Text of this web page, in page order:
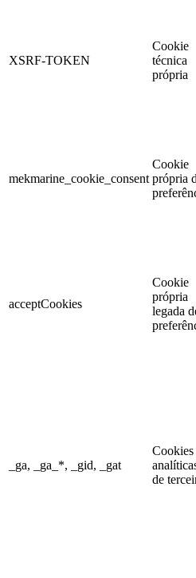
XSRF-TOKEN
Cookie
técnica
própria
mekmarine_cookie_consent
Cookie
própria
acceptCookies
Cookie
própria
legada
_ga, _ga_*, _gid, _gat
Cookies
de